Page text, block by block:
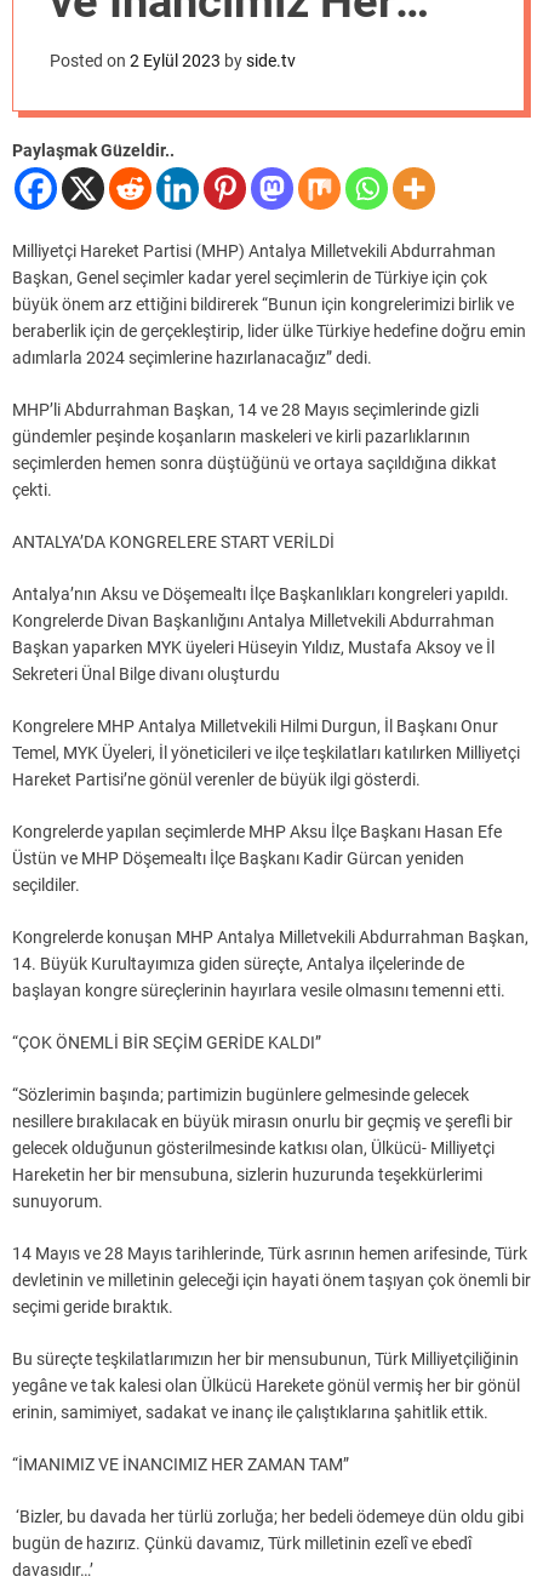
Zaman Tam”
Posted on 2 Eylül 2023 byside.tv
Paylaşmak Güzeldir..
Milliyetçi Hareket Partisi (MHP) Antalya Milletvekili Abdurrahman
Başkan, Genel seçimler kadar yerel seçimlerin de Türkiye için çok
büyük önem arz ettiğini bildirerek “Bunun için kongrelerimizi birlik ve
beraberlik için de gerçekleştirip, lider ülke Türkiye hedefine doğru emin
adımlarla 2024 seçimlerine hazırlanacağız” dedi.
MHP’li Abdurrahman Başkan, 14 ve 28 Mayıs seçimlerinde gizli
gündemler peşinde koşanların maskeleri ve kirli pazarlıklarının
seçimlerden hemen sonra düştüğünü ve ortaya saçıldığına dikkat
çekti.
ANTALYA’DA KONGRELERE START VERİLDİ
Antalya’nın Aksu ve Döşemealtı İlçe Başkanlıkları kongreleri yapıldı.
Kongrelerde Divan Başkanlığını Antalya Milletvekili Abdurrahman
Başkan yaparken MYK üyeleri Hüseyin Yıldız, Mustafa Aksoy ve İl
Sekreteri Ünal Bilge divanı oluşturdu
Kongrelere MHP Antalya Milletvekili Hilmi Durgun, İl Başkanı Onur
Temel, MYK Üyeleri, İl yöneticileri ve ilçe teşkilatları katılırken Milliyetçi
Hareket Partisi’ne gönül verenler de büyük ilgi gösterdi.
Kongrelerde yapılan seçimlerde MHP Aksu İlçe Başkanı Hasan Efe
Üstün ve MHP Döşemealtı İlçe Başkanı Kadir Gürcan yeniden
seçildiler.
Kongrelerde konuşan MHP Antalya Milletvekili Abdurrahman Başkan,
14. Büyük Kurultayımıza giden süreçte, Antalya ilçelerinde de
başlayan kongre süreçlerinin hayırlara vesile olmasını temenni etti.
“ÇOK ÖNEMLİ BİR SEÇİM GERİDE KALDI”
“Sözlerimin başında; partimizin bugünlere gelmesinde gelecek
nesillere bırakılacak en büyük mirasın onurlu bir geçmiş ve şerefli bir
gelecek olduğunun gösterilmesinde katkısı olan, Ülkücü- Milliyetçi
Hareketin her bir mensubuna, sizlerin huzurunda teşekkürlerimi
sunuyorum.
14 Mayıs ve 28 Mayıs tarihlerinde, Türk asrının hemen arifesinde, Türk
devletinin ve milletinin geleceği için hayati önem taşıyan çok önemli bir
seçimi geride bıraktık.
Bu süreçte teşkilatlarımızın her bir mensubunun, Türk Milliyetçiliğinin
yegâne ve tak kalesi olan Ülkücü Harekete gönül vermiş her bir gönül
erinin, samimiyet, sadakat ve inanç ile çalıştıklarına şahitlik ettik.
“İMANIMIZ VE İNANCIMIZ HER ZAMAN TAM”
‘Bizler, bu davada her türlü zorluğa; her bedeli ödemeye dün oldu gibi
bugün de hazırız. Çünkü davamız, Türk milletinin ezelî ve ebedî
davasıdır…’